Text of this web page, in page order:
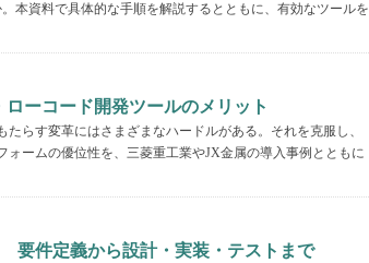
本資料で具体的な手順を解説するとともに、有効なツールを
ーコード開発ツールのメリット
らす変革にはさまざまなハードルがある。それを克服し、
ームの優位性を、三菱重工業やJX金属の導入事例とともに
要件定義から設計・実装・テストまで